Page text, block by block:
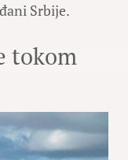
Srbije.
tokom